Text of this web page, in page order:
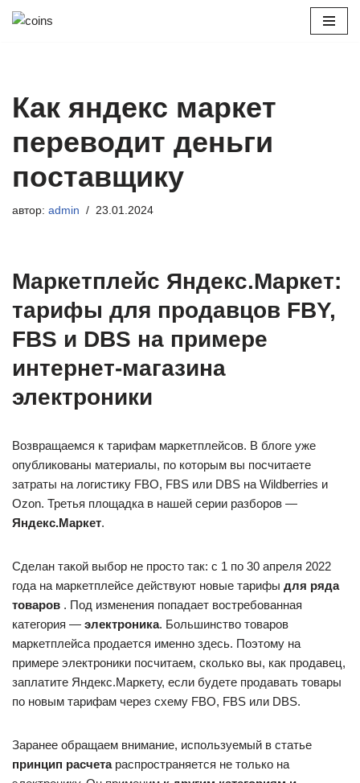
Как яндекс маркет
переводит деньги
поставщику
автор: admin 23.01.2024
Маркетплейс Яндекс.Маркет:
тарифы для продавцов FBY,
FBS и DBS на примере
интернет-магазина
электроники
Возвращаемся к тарифам маркетплейсов. В блоге уже
опубликованы материалы, по которым вы посчитаете
затраты на логистику FBO, FBS или DBS на Wildberries и
Ozon. Третья площадка в нашей серии разборов —
Яндекс.Маркет.
Сделан такой выбор не просто так: с 1 по 30 апреля 2022
года на маркетплейсе действуют новые тарифы для ряда
товаров . Под изменения попадает востребованная
категория — электроника. Большинство товаров
маркетплейса продается именно здесь. Поэтому на
примере электроники посчитаем, сколько вы, как продавец,
заплатите Яндекс.Маркету, если будете продавать товары
по новым тарифам через схему FBO, FBS или DBS.
Заранее обращаем внимание, используемый в статье
принцип расчетараспространяется не только на